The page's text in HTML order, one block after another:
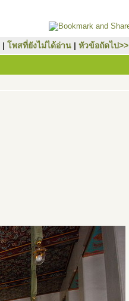
| โพสที่ยังไม่ได้อ่าน | หัวข้อถัดไป>>